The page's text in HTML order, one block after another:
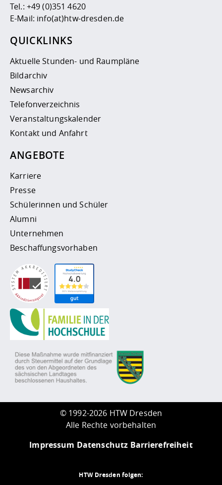
Tel.: +49 (0)351 4620
E-Mail: info(at)htw-dresden.de
QUICKLINKS
Aktuelle Stunden- und Raumpläne
Bildarchiv
Newsarchiv
Telefonverzeichnis
Veranstaltungskalender
Kontakt und Anfahrt
ANGEBOTE
Karriere
Presse
Schülerinnen und Schüler
Alumni
Unternehmen
Beschaffungsvorhaben
© 1992-2026 HTW Dresden
Alle Rechte vorbehalten
Impressum Datenschutz Barrierefreiheit
HTW Dresden folgen: